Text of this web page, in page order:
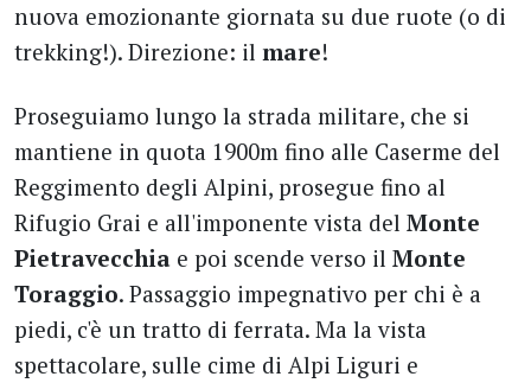
nuova emozionante giornata su due ruote (o di
trekking!). Direzione: il mare!
Proseguiamo lungo la strada militare, che si
mantiene in quota 1900m fino alle Caserme del
Reggimento degli Alpini, prosegue fino al
Rifugio Grai e all'imponente vista del Monte
Pietravecchia e poi scende verso il Monte
Toraggio. Passaggio impegnativo per chi è a
piedi, c'è un tratto di ferrata. Ma la vista
spettacolare, sulle cime di Alpi Liguri e